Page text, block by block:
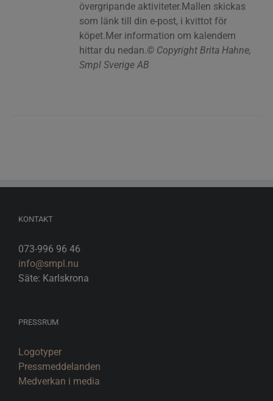
övergripande aktiviteter.Mallen skickas
som länk till din e-post, i kvittot för
köpet.Mer information om kalendern
hittar du nedan.© Copyright Brita Hahne,
Smpl Sverige AB
KONTAKT
073-996 96 46
info@smpl.nu
Säte: Karlskrona
PRESSRUM
Logotyper
Pressmeddelanden
Medverkan i media